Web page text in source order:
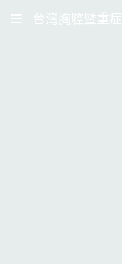
台灣胸腔暨重